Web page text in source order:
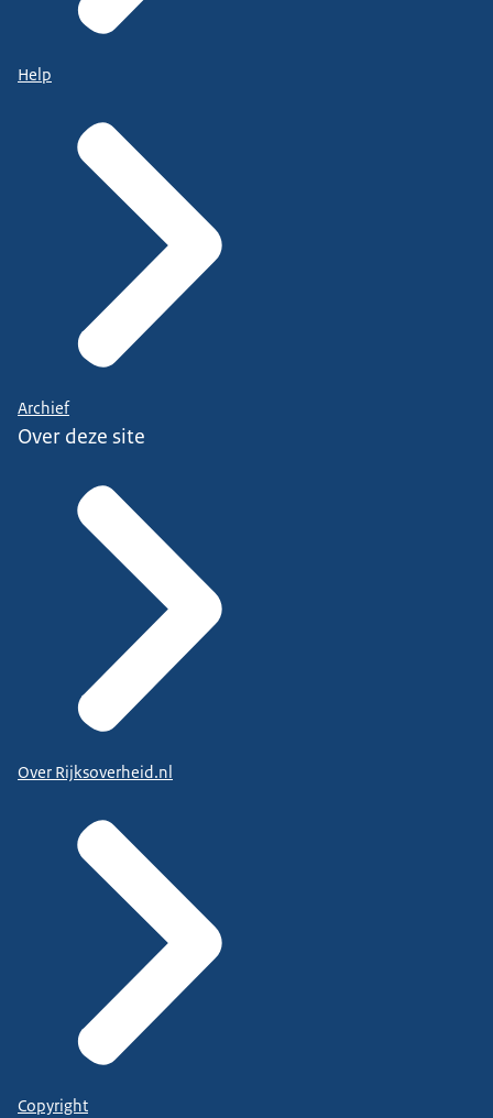
Help
Archief
Over deze site
Over Rijksoverheid.nl
Copyright